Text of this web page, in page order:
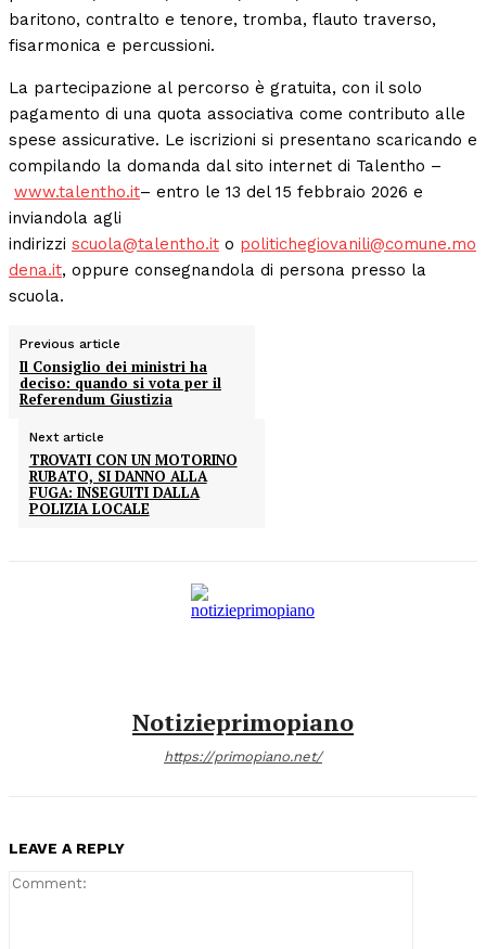
baritono, contralto e tenore, tromba, flauto traverso,
fisarmonica e percussioni.
La partecipazione al percorso è gratuita, con il solo
pagamento di una quota associativa come contributo alle
spese assicurative. Le iscrizioni si presentano scaricando e
compilando la domanda dal sito internet di Talentho –
www.talentho.it– entro le 13 del 15 febbraio 2026 e
inviandola agli
indirizzi scuola@talentho.it o politichegiovanili@comune.mo
dena.it, oppure consegnandola di persona presso la
scuola.
Previous article
Il Consiglio dei ministri ha
deciso: quando si vota per il
Referendum Giustizia
Next article
TROVATI CON UN MOTORINO
RUBATO, SI DANNO ALLA
FUGA: INSEGUITI DALLA
POLIZIA LOCALE
Notizieprimopiano
https://primopiano.net/
LEAVE A REPLY